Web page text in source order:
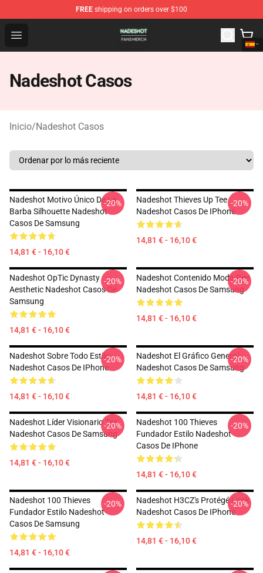
FREE shipping on orders over $100
Open menu
Nadeshot Shop - Official Nadeshot Merchandise Store
Nadeshot Casos
Inicio/Nadeshot Casos
Nadeshot Motivo Único De La
Barba Silhouette Nadeshot
Casos De Samsung
14,81 € - 16,10 €
-20%
Nadeshot Thieves Up Tee
Nadeshot Casos De IPhone
14,81 € - 16,10 €
-20%
Nadeshot OpTic Dynasty
Aesthetic Nadeshot Casos De
Samsung
14,81 € - 16,10 €
-20%
Nadeshot Contenido Moda Rey
Nadeshot Casos De Samsung
14,81 € - 16,10 €
-20%
Nadeshot Sobre Todo Estilo
Nadeshot Casos De IPhone
14,81 € - 16,10 €
-20%
Nadeshot El Gráfico General
Nadeshot Casos De Samsung
14,81 € - 16,10 €
-20%
Nadeshot Líder Visionario Tee
Nadeshot Casos De Samsung
14,81 € - 16,10 €
-20%
Nadeshot 100 Thieves
Fundador Estilo Nadeshot
Casos De IPhone
14,81 € - 16,10 €
-20%
Nadeshot 100 Thieves
Fundador Estilo Nadeshot
Casos De Samsung
14,81 € - 16,10 €
-20%
Nadeshot H3CZ's Protégé Look
Nadeshot Casos De IPhone
14,81 € - 16,10 €
-20%